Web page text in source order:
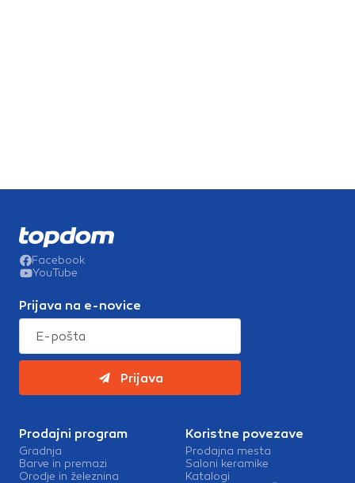
Facebook
YouTube
Prijava na e-novice
Prijava
Prodajni program
Gradnja
Barve in premazi
Orodje in železnina
Koristne povezave
Prodajna mesta
Saloni keramike
Katalogi